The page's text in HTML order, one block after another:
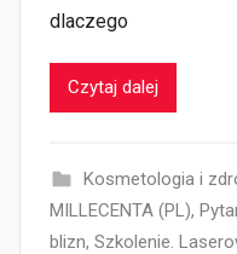
dlaczego
Czytaj dalej
Kosmetologia i
MILLECENTA (PL),
blizn, Szkolenie.